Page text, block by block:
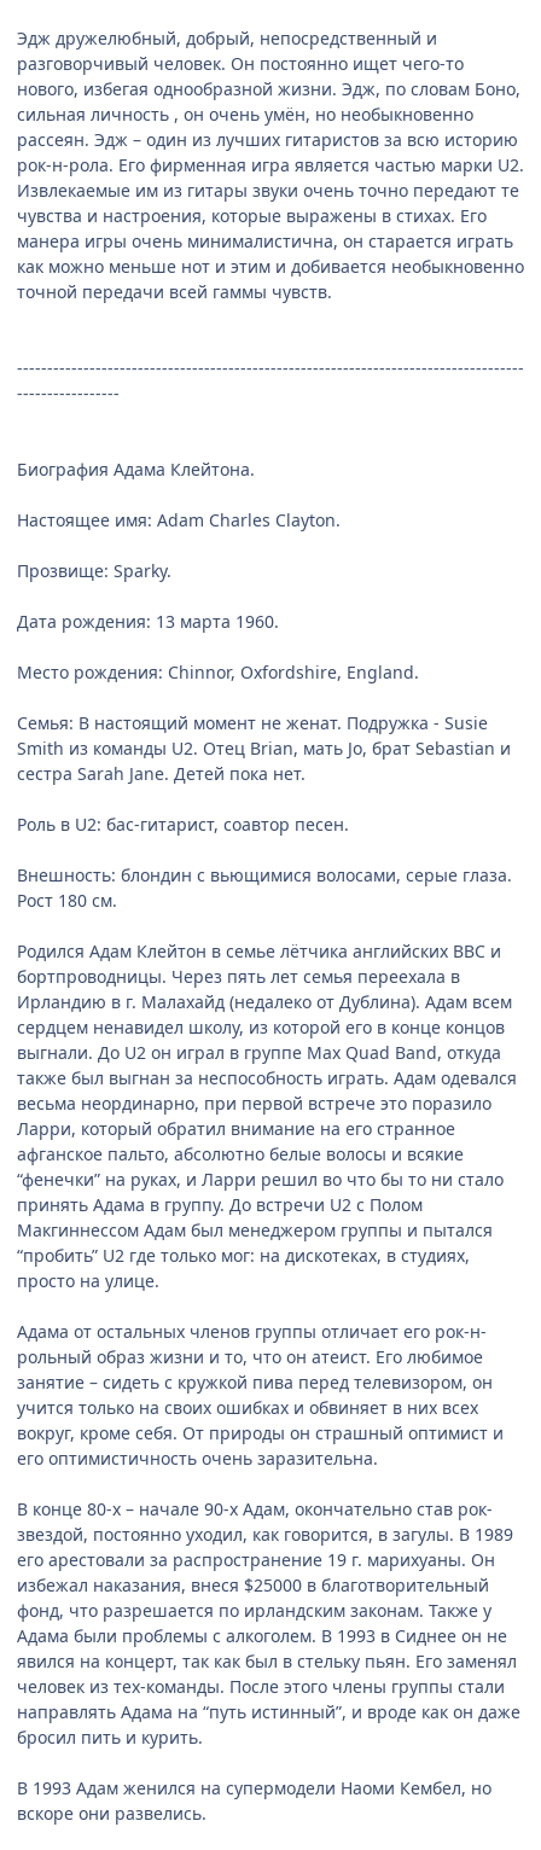
Эдж дружелюбный, добрый, непосредственный и
разговорчивый человек. Он постоянно ищет чего-то
нового, избегая однообразной жизни. Эдж, по словам Боно,
сильная личность , он очень умён, но необыкновенно
рассеян. Эдж – один из лучших гитаристов за всю историю
рок-н-рола. Его фирменная игра является частью марки U2.
Извлекаемые им из гитары звуки очень точно передают те
чувства и настроения, которые выражены в стихах. Его
манера игры очень минималистична, он старается играть
как можно меньше нот и этим и добивается необыкновенно
точной передачи всей гаммы чувств.
------------------------------------------------------------------------------------
-----------------
Биография Адама Клейтона.
Настоящее имя: Adam Charles Clayton.
Прозвище: Sparky.
Дата рождения: 13 марта 1960.
Место рождения: Chinnor, Oxfordshire, England.
Семья: В настоящий момент не женат. Подружка - Susie
Smith из команды U2. Отец Brian, мать Jo, брат Sebastian и
сестра Sarah Jane. Детей пока нет.
Роль в U2: бас-гитарист, соавтор песен.
Внешность: блондин с вьющимися волосами, серые глаза.
Рост 180 см.
Родился Адам Клейтон в семье лётчика английских ВВС и
бортпроводницы. Через пять лет семья переехала в
Ирландию в г. Малахайд (недалеко от Дублина). Адам всем
сердцем ненавидел школу, из которой его в конце концов
выгнали. До U2 он играл в группе Max Quad Band, откуда
также был выгнан за неспособность играть. Адам одевался
весьма неординарно, при первой встрече это поразило
Ларри, который обратил внимание на его странное
афганское пальто, абсолютно белые волосы и всякие
“фенечки” на руках, и Ларри решил во что бы то ни стало
принять Адама в группу. До встречи U2 с Полом
Макгиннессом Адам был менеджером группы и пытался
“пробить” U2 где только мог: на дискотеках, в студиях,
просто на улице.
Адама от остальных членов группы отличает его рок-н-
рольный образ жизни и то, что он атеист. Его любимое
занятие – сидеть с кружкой пива перед телевизором, он
учится только на своих ошибках и обвиняет в них всех
вокруг, кроме себя. От природы он страшный оптимист и
его оптимистичность очень заразительна.
В конце 80-х – начале 90-х Адам, окончательно став рок-
звездой, постоянно уходил, как говорится, в загулы. В 1989
его арестовали за распространение 19 г. марихуаны. Он
избежал наказания, внеся $25000 в благотворительный
фонд, что разрешается по ирландским законам. Также у
Адама были проблемы с алкоголем. В 1993 в Сиднее он не
явился на концерт, так как был в стельку пьян. Его заменял
человек из тех-команды. После этого члены группы стали
направлять Адама на “путь истинный”, и вроде как он даже
бросил пить и курить.
В 1993 Адам женился на супермодели Наоми Кембел, но
вскоре они развелись.